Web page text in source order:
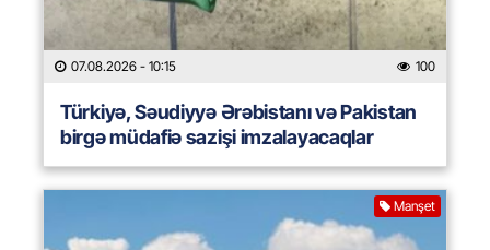
07.08.2026 - 10:15 100
Türkiyə, Səudiyyə Ərəbistanı və Pakistan
birgə müdafiə sazişi imzalayacaqlar
Manşet